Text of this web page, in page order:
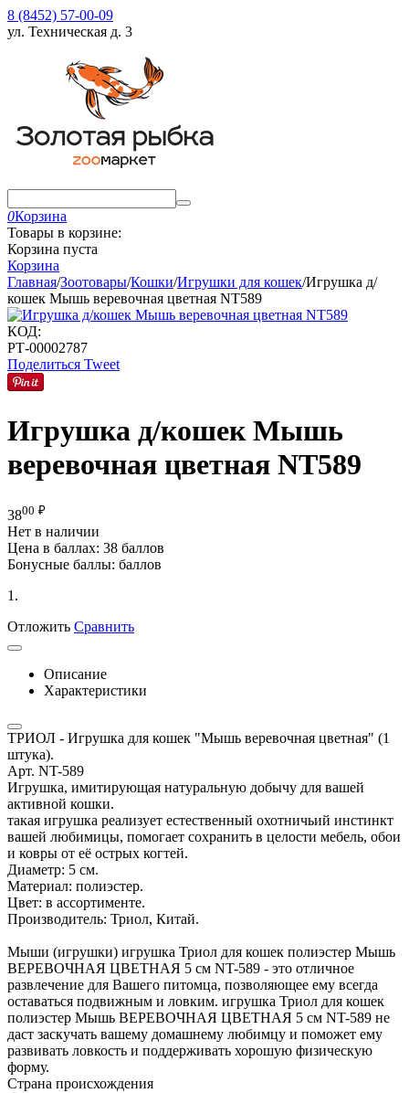
8 (8452) 57-00-09
ул. Техническая д. 3
0Корзина
Товары в корзине:
Корзина пуста
Корзина
Главная/Зоотовары/Кошки/Игрушки для кошек/Игрушка д/
кошек Мышь веревочная цветная NT589
КОД:
РТ-00002787
Поделиться Tweet
Игрушка д/кошек Мышь
веревочная цветная NT589
3800 ₽
Нет в наличии
Цена в баллах: 38 баллов
Бонусные баллы: баллов
1.
Отложить Сравнить
Описание
Характеристики
ТРИОЛ - Игрушка для кошек "Мышь веревочная цветная" (1
штука).
Арт. NT-589
Игрушка, имитирующая натуральную добычу для вашей
активной кошки.
такая игрушка реализует естественный охотничьий инстинкт
вашей любимицы, помогает сохранить в целости мебель, обои
и ковры от её острых когтей.
Диаметр: 5 см.
Материал: полиэстер.
Цвет: в ассортименте.
Производитель: Триол, Китай.
Мыши (игрушки) игрушка Триол для кошек полиэстер Мышь
ВЕРЕВОЧНАЯ ЦВЕТНАЯ 5 см NT-589 - это отличное
развлечение для Вашего питомца, позволяющее ему всегда
оставаться подвижным и ловким. игрушка Триол для кошек
полиэстер Мышь ВЕРЕВОЧНАЯ ЦВЕТНАЯ 5 см NT-589 не
даст заскучать вашему домашнему любимцу и поможет ему
развивать ловкость и поддерживать хорошую физическую
форму.
Страна происхождения